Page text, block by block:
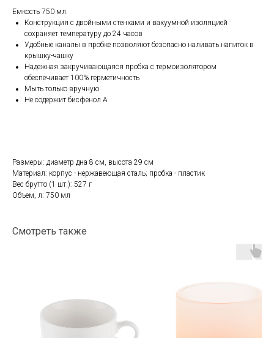
Емкость 750 мл.
Конструкция с двойными стенками и вакуумной изоляцией
сохраняет температуру до 24 часов
Удобные каналы в пробке позволяют безопасно наливать напиток в
крышку-чашку
Надежная закручивающаяся пробка с термоизолятором
обеспечивает 100% герметичность
Мыть только вручную
Не содержит бисфенол А
Размеры: диаметр дна 8 см, высота 29 см
Материал: корпус - нержавеющая сталь; пробка - пластик
Вес брутто (1 шт.): 527 г
Объем, л: 750 мл
Смотреть также